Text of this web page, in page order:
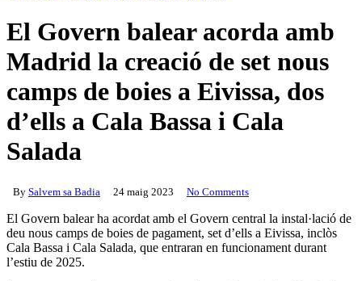
El Govern balear acorda amb
Madrid la creació de set nous
camps de boies a Eivissa, dos
d’ells a Cala Bassa i Cala
Salada
By Salvem sa Badia 24 maig 2023 No Comments
El Govern balear ha acordat amb el Govern central la instal·lació de
deu nous camps de boies de pagament, set d’ells a Eivissa, inclòs
Cala Bassa i Cala Salada, que entraran en funcionament durant
l’estiu de 2025.